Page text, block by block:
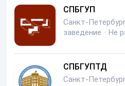
СПБГУП
Санкт-
заведение · Не
СПБГУПТД
Санкт-